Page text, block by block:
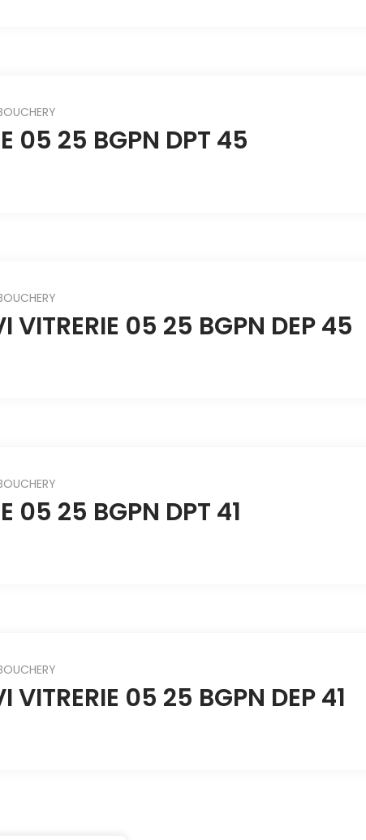
05 25 BGPN DPT 45
VITRERIE 05 25 BGPN DEP 45
05 25 BGPN DPT 41
VITRERIE 05 25 BGPN DEP 41